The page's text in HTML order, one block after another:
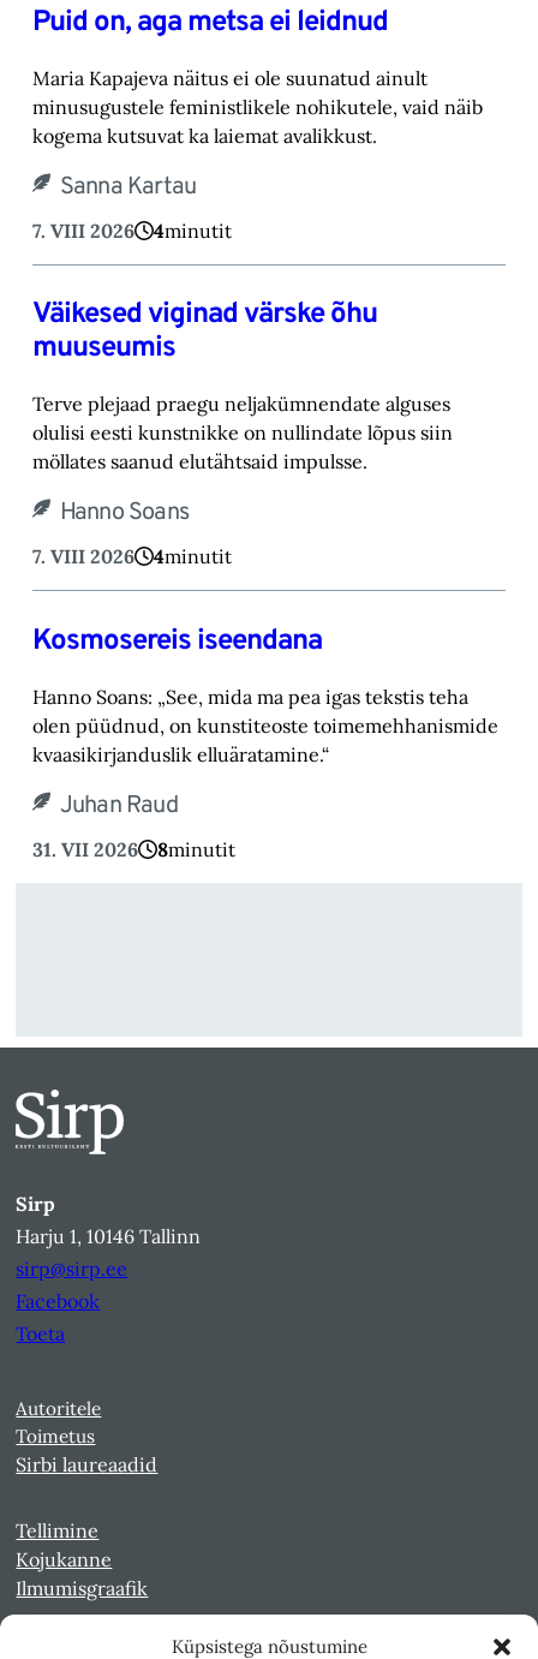
Küpsistega nõustumine
Puid on, aga metsa ei leidnud
Maria Kapajeva näitus ei ole suunatud ainult
minusugustele feministlikele nohikutele, vaid ‎näib
kogema kutsuvat ka laiemat avalikkust.‎
Sanna Kartau
7. VIII 2026 4minutit
Väikesed viginad värske õhu
muuseumis
Terve plejaad praegu neljakümnendate alguses
olulisi eesti kunstnikke on nullindate lõpus ‎siin
möllates saanud elutähtsaid impulsse.‎
Hanno Soans
7. VIII 2026 4minutit
Kosmosereis iseendana
Hanno Soans: „See, mida ma pea igas tekstis teha
olen püüdnud, on kunstiteoste toimemehhanismide
kvaasikirjanduslik elluäratamine.“
Juhan Raud
31. VII 2026 8minutit
Sirp
Harju 1, 10146 Tallinn
sirp@sirp.ee
Facebook
Toeta
Autoritele
Toimetus
Sirbi laureaadid
Tellimine
Kojukanne
Ilmumisgraafik